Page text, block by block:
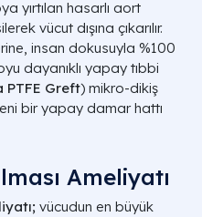
yırtılan hasarlı aort
vücut dışına çıkarılır.
insan dokusuyla %100
dayanıklı yapay tıbbi
PTFE Greft) mikro-dikiş
bir yapay damar hattı
Ameliyatı​
vücudun en büyük